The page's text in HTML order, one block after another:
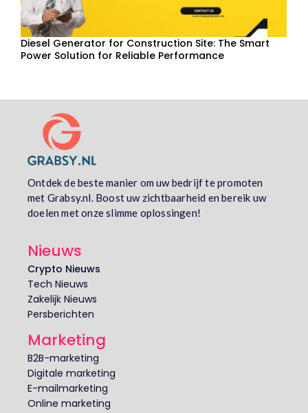
Diesel Generator for Construction Site: The Smart
Power Solution for Reliable Performance
Ontdek de beste manier om uw bedrijf te promoten
met Grabsy.nl. Boost uw zichtbaarheid en bereik uw
doelen met onze slimme oplossingen!
Nieuws
Crypto Nieuws
Tech Nieuws
Zakelijk Nieuws
Persberichten
Marketing
B2B-marketing
Digitale marketing
E-mailmarketing
Online marketing